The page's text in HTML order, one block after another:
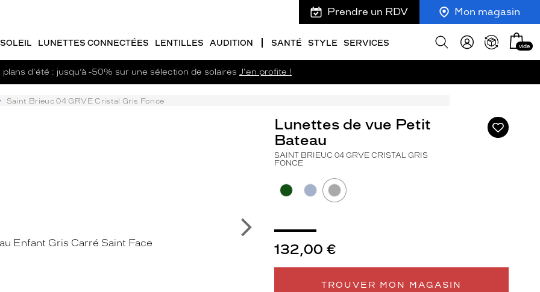
Prendre un RDV Mon magasin
LUNETTES CONNECTÉES LENTILLES AUDITION SANTÉ STYLE SERVICES
Afficher
Mon
panier
vide
plans d'été : jusqu’à -50% sur une sélection de solaires J'en profite !
Saint Brieuc 04 GRVE Cristal Gris Fonce
Ajouter
à
Suivant
Lunettes de vue Petit
Bateau
SAINT BRIEUC 04 GRVE CRISTAL GRIS
FONCE
132,00 €
TROUVER MON MAGASIN